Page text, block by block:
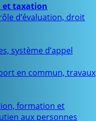
et taxation
d’évaluation, droit
système d’appel
en commun, travaux
formation et
aux personnes